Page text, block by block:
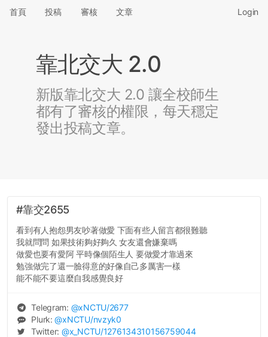
首頁 投稿 審核 文章 Login
靠北交大 2.0
新版靠北交大 2.0 讓全校師生
都有了審核的權限，每天穩定
發出投稿文章。
#靠交2655
看到有人抱怨男友吵著做愛 下面有些人留言都很難聽
我就問問 如果技術夠好夠久 女友還會嫌棄嗎
做愛也要有愛阿 平時像個陌生人 要做愛才靠過來
勉強做完了還一臉得意的好像自己多厲害一樣
能不能不要這麼自我感覺良好
Telegram: @xNCTU/2677
Plurk:@xNCTU/nvzyk0
Twitter: @x_NCTU/1276134310156759044